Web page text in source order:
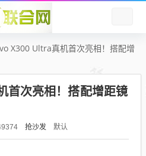
X300 Ultra真机首次亮相！搭配增
首次亮相！搭配增距镜
抢沙发 默认